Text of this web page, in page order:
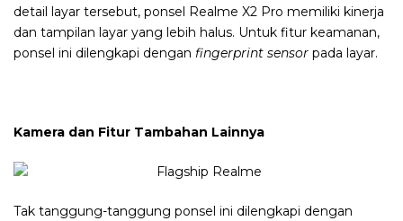
detail layar tersebut, ponsel Realme X2 Pro memiliki kinerja
dan tampilan layar yang lebih halus. Untuk fitur keamanan,
ponsel ini dilengkapi dengan fingerprint sensor pada layar.
Kamera dan Fitur Tambahan Lainnya
Tak tanggung-tanggung ponsel ini dilengkapi dengan